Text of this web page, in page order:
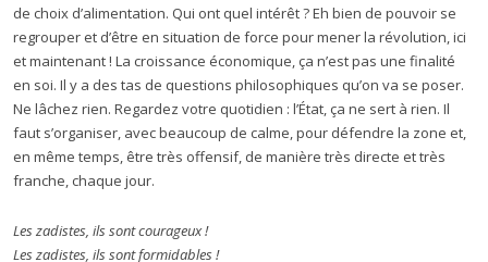
de choix d’alimentation. Qui ont quel intérêt ? Eh bien de pouvoir se
regrouper et d’être en situation de force pour mener la révolution, ici
et maintenant ! La croissance économique, ça n’est pas une finalité
en soi. Il y a des tas de questions philosophiques qu’on va se poser.
Ne lâchez rien. Regardez votre quotidien : l’État, ça ne sert à rien. Il
faut s’organiser, avec beaucoup de calme, pour défendre la zone et,
en même temps, être très offensif, de manière très directe et très
franche, chaque jour.
Les zadistes, ils sont courageux !
Les zadistes, ils sont formidables !